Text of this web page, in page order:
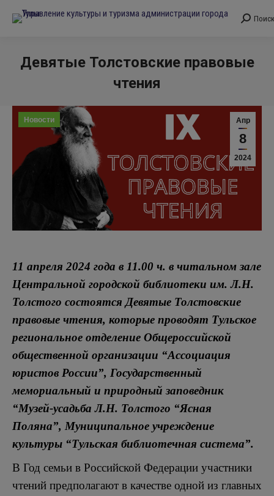
Поиск:
Поиск
Девятые Толстовские правовые
чтения
Апр
8
2024
Новости
11 апреля 2024 года в 11.00 ч. в читальном зале
Центральной городской библиотеки им. Л.Н.
Толстого состоятся Девятые Толстовские
правовые чтения, которые проводят Тульское
региональное отделение Общероссийской
общественной организации “Ассоциация
юристов России”, Государственный
мемориальный и природный заповедник
“Музей-усадьба Л.Н. Толстого “Ясная
Поляна”, Муниципальное учреждение
культуры “Тульская библиотечная система”.
В Год семьи в Российской Федерации участники
чтений предполагают в качестве одной из главных